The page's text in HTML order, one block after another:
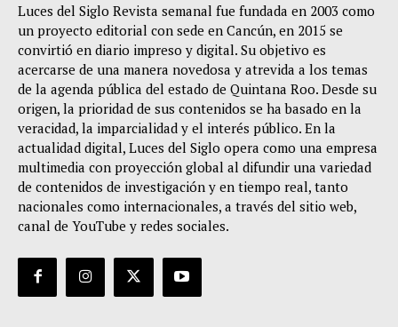
Luces del Siglo Revista semanal fue fundada en 2003 como
un proyecto editorial con sede en Cancún, en 2015 se
convirtió en diario impreso y digital. Su objetivo es
acercarse de una manera novedosa y atrevida a los temas
de la agenda pública del estado de Quintana Roo. Desde su
origen, la prioridad de sus contenidos se ha basado en la
veracidad, la imparcialidad y el interés público. En la
actualidad digital, Luces del Siglo opera como una empresa
multimedia con proyección global al difundir una variedad
de contenidos de investigación y en tiempo real, tanto
nacionales como internacionales, a través del sitio web,
canal de YouTube y redes sociales.